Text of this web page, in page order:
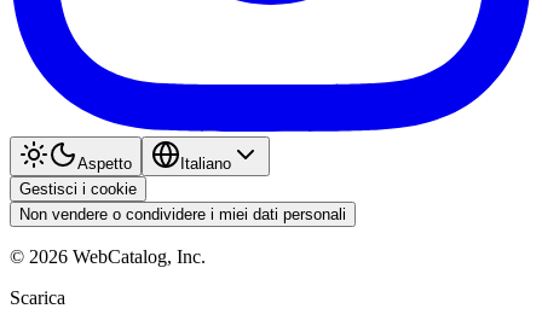
Aspetto
Italiano
Gestisci i cookie
Non vendere o condividere i miei dati personali
© 2026 WebCatalog, Inc.
Scarica